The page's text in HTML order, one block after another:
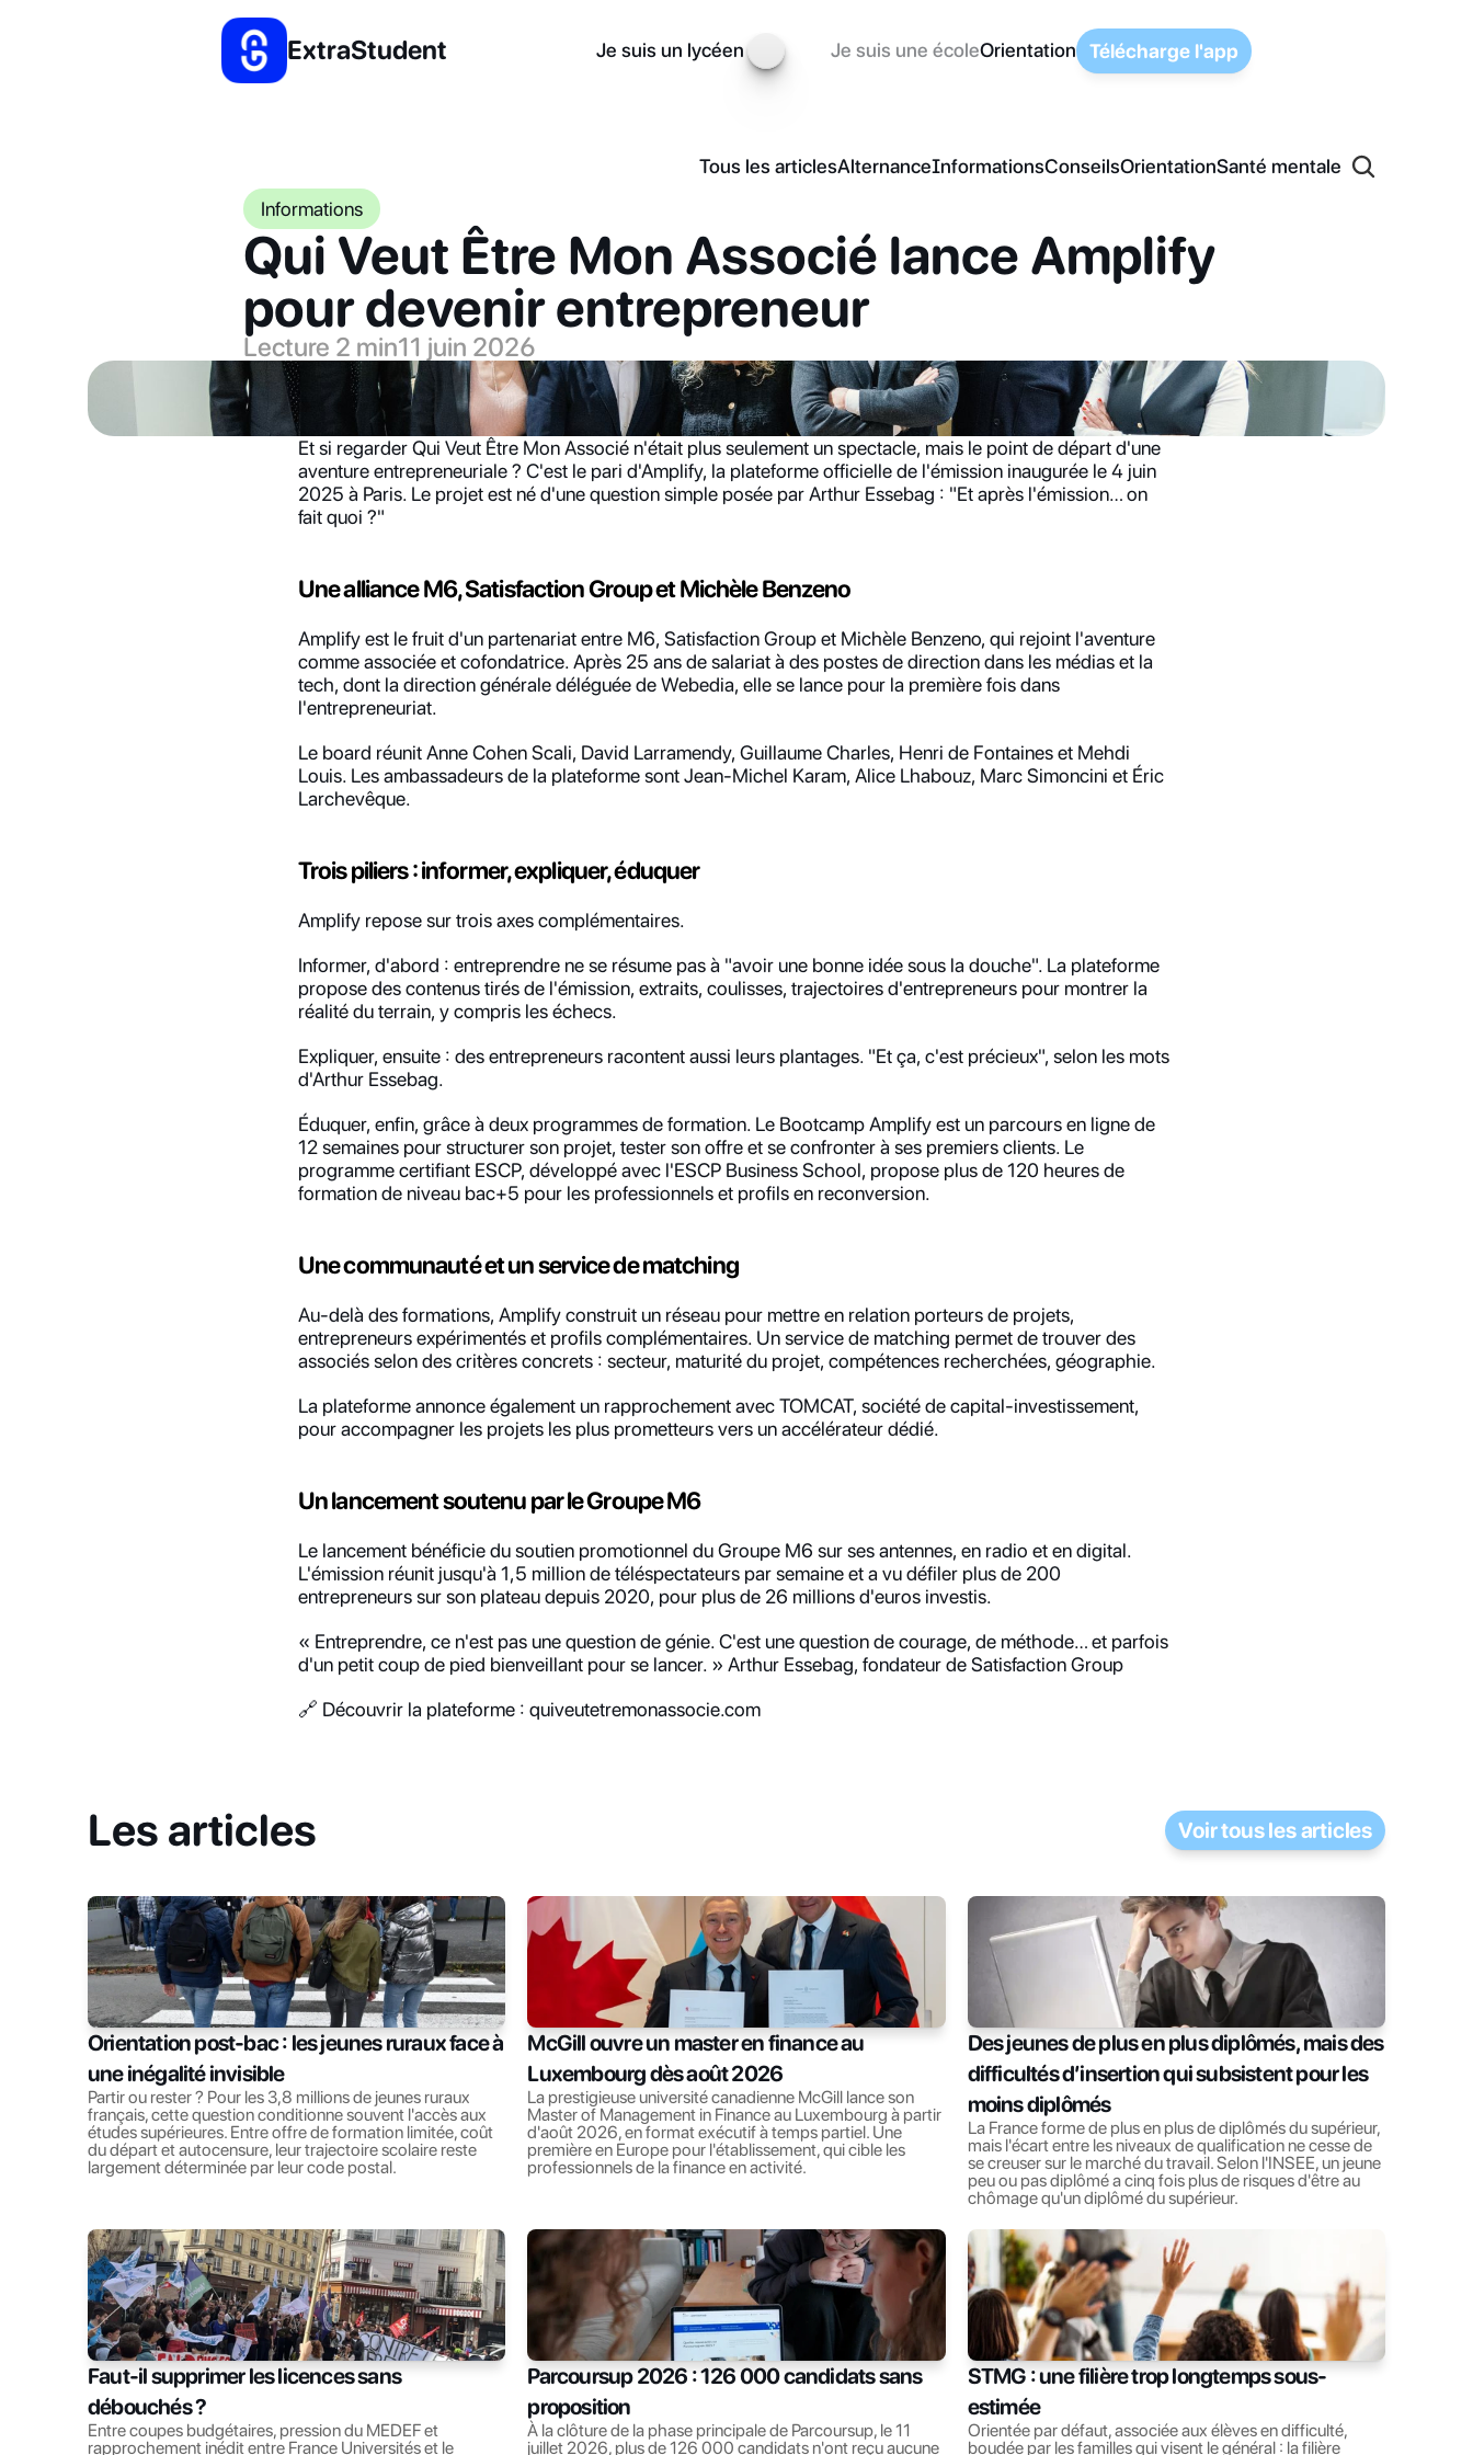
ExtraStudent Je suis un lycéen Je suis une écoleOrientation Télécharge l'app
Tous les articlesAlternanceInformationsConseilsOrientationSanté mentale
Informations
Qui Veut Être Mon Associé lance Amplify
pour devenir entrepreneur
Lecture 2 min11 juin 2026
Et si regarder Qui Veut Être Mon Associé n'était plus seulement un spectacle, mais le point de départ d'une
aventure entrepreneuriale ? C'est le pari d'Amplify, la plateforme officielle de l'émission inaugurée le 4 juin
2025 à Paris. Le projet est né d'une question simple posée par Arthur Essebag : "Et après l'émission… on
fait quoi ?"
Une alliance M6, Satisfaction Group et Michèle Benzeno
Amplify est le fruit d'un partenariat entre M6, Satisfaction Group et Michèle Benzeno, qui rejoint l'aventure
comme associée et cofondatrice. Après 25 ans de salariat à des postes de direction dans les médias et la
tech, dont la direction générale déléguée de Webedia, elle se lance pour la première fois dans
l'entrepreneuriat.
Le board réunit Anne Cohen Scali, David Larramendy, Guillaume Charles, Henri de Fontaines et Mehdi
Louis. Les ambassadeurs de la plateforme sont Jean-Michel Karam, Alice Lhabouz, Marc Simoncini et Éric
Larchevêque.
Trois piliers : informer, expliquer, éduquer
Amplify repose sur trois axes complémentaires.
Informer, d'abord : entreprendre ne se résume pas à "avoir une bonne idée sous la douche". La plateforme
propose des contenus tirés de l'émission, extraits, coulisses, trajectoires d'entrepreneurs pour montrer la
réalité du terrain, y compris les échecs.
Expliquer, ensuite : des entrepreneurs racontent aussi leurs plantages. "Et ça, c'est précieux", selon les mots
d'Arthur Essebag.
Éduquer, enfin, grâce à deux programmes de formation. Le Bootcamp Amplify est un parcours en ligne de
12 semaines pour structurer son projet, tester son offre et se confronter à ses premiers clients. Le
programme certifiant ESCP, développé avec l'ESCP Business School, propose plus de 120 heures de
formation de niveau bac+5 pour les professionnels et profils en reconversion.
Une communauté et un service de matching
Au-delà des formations, Amplify construit un réseau pour mettre en relation porteurs de projets,
entrepreneurs expérimentés et profils complémentaires. Un service de matching permet de trouver des
associés selon des critères concrets : secteur, maturité du projet, compétences recherchées, géographie.
La plateforme annonce également un rapprochement avec TOMCAT, société de capital-investissement,
pour accompagner les projets les plus prometteurs vers un accélérateur dédié.
Un lancement soutenu par le Groupe M6
Le lancement bénéficie du soutien promotionnel du Groupe M6 sur ses antennes, en radio et en digital.
L'émission réunit jusqu'à 1,5 million de téléspectateurs par semaine et a vu défiler plus de 200
entrepreneurs sur son plateau depuis 2020, pour plus de 26 millions d'euros investis.
« Entreprendre, ce n'est pas une question de génie. C'est une question de courage, de méthode… et parfois
d'un petit coup de pied bienveillant pour se lancer. » Arthur Essebag, fondateur de Satisfaction Group
🔗 Découvrir la plateforme : quiveutetremonassocie.com
Les articles Voir tous les articles
Orientation post-bac : les jeunes ruraux face à
une inégalité invisible
Partir ou rester ? Pour les 3,8 millions de jeunes ruraux
français, cette question conditionne souvent l'accès aux
études supérieures. Entre offre de formation limitée, coût
du départ et autocensure, leur trajectoire scolaire reste
largement déterminée par leur code postal.
McGill ouvre un master en finance au
Luxembourg dès août 2026
La prestigieuse université canadienne McGill lance son
Master of Management in Finance au Luxembourg à partir
d'août 2026, en format exécutif à temps partiel. Une
première en Europe pour l'établissement, qui cible les
professionnels de la finance en activité.
Des jeunes de plus en plus diplômés, mais des
difficultés d’insertion qui subsistent pour les
moins diplômés
La France forme de plus en plus de diplômés du supérieur,
mais l'écart entre les niveaux de qualification ne cesse de
se creuser sur le marché du travail. Selon l'INSEE, un jeune
peu ou pas diplômé a cinq fois plus de risques d'être au
chômage qu'un diplômé du supérieur.
Faut-il supprimer les licences sans
débouchés ?
Entre coupes budgétaires, pression du MEDEF et
rapprochement inédit entre France Universités et le
Parcoursup 2026 : 126 000 candidats sans
proposition
À la clôture de la phase principale de Parcoursup, le 11
juillet 2026, plus de 126 000 candidats n'ont reçu aucune
STMG : une filière trop longtemps sous-
estimée
Orientée par défaut, associée aux élèves en difficulté,
boudée par les familles qui visent le général : la filière